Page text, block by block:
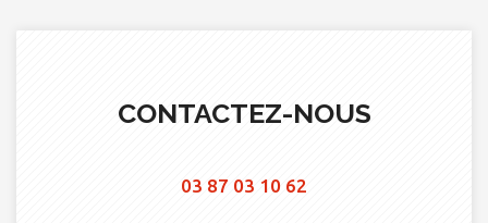
CONTACTEZ-NOUS
03 87 03 10 62